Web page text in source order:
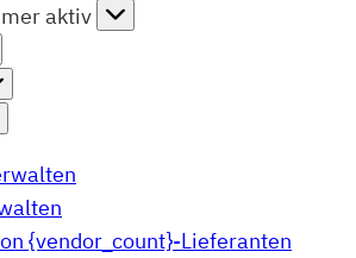
aktiv
{vendor_count}-Lieferanten